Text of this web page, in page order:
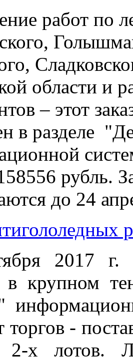
работ по
области и
– этот
в разделе
рубль.
до 24
2017 г.
в крупном
торгов -
2-х